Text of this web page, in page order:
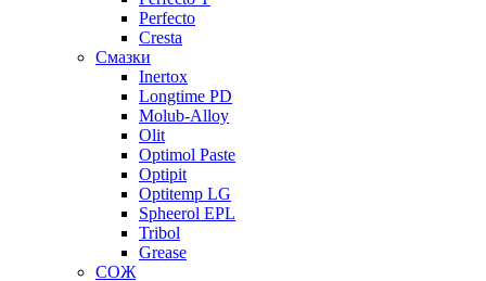
Perfecto
Cresta
Смазки
Inertox
Longtime PD
Molub-Alloy
Olit
Optimol Paste
Optipit
Optitemp LG
Spheerol EPL
Tribol
Grease
СОЖ